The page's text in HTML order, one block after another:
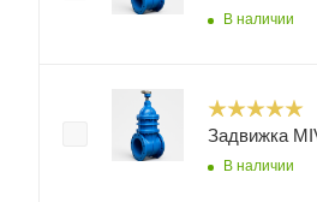
В наличии
В наличии